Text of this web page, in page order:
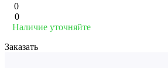
0
0
Наличие уточняйте
Заказать